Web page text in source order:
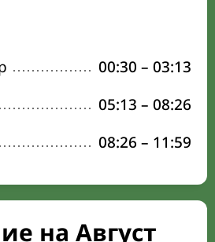
00:30 – 03:13
05:13 – 08:26
08:26 – 11:59
на Август